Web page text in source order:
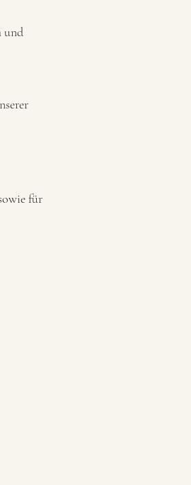
und
für